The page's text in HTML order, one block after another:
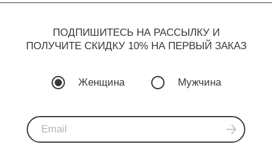
ПОДПИШИТЕСЬ НА РАССЫЛКУ И
ПОЛУЧИТЕ СКИДКУ 10% НА ПЕРВЫЙ ЗАКАЗ
Женщина Мужчина